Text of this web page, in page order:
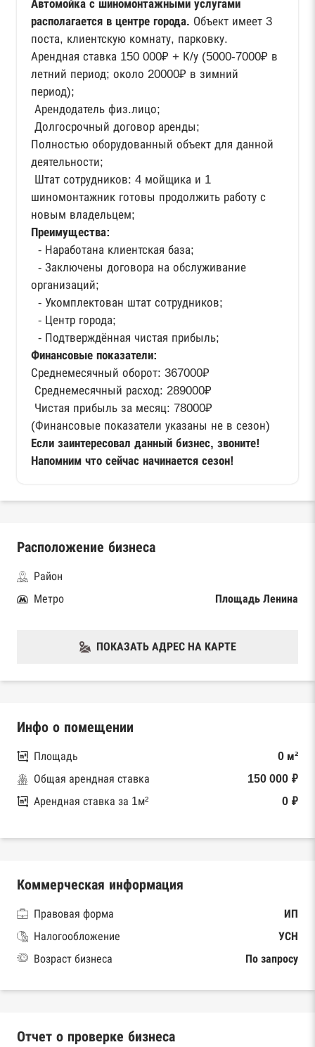
Автомойка с шиномонтажными услугами
располагается в центре города. Объект имеет 3
поста, клиентскую комнату, парковку.
Арендная ставка 150 000₽ + К/у (5000-7000₽ в
летний период; около 20000₽ в зимний
период);
Арендодатель физ.лицо;
Долгосрочный договор аренды;
Полностью оборудованный объект для данной
деятельности;
Штат сотрудников: 4 мойщика и 1
шиномонтажник готовы продолжить работу с
новым владельцем;
Преимущества:
⁃ Наработана клиентская база;
⁃ Заключены договора на обслуживание
организаций;
⁃ Укомплектован штат сотрудников;
⁃ Центр города;
⁃ Подтверждённая чистая прибыль;
Финансовые показатели:
Среднемесячный оборот: 367000₽
Среднемесячный расход: 289000₽
Чистая прибыль за месяц: 78000₽
(Финансовые показатели указаны не в сезон)
Если заинтересовал данный бизнес, звоните!
Напомним что сейчас начинается сезон!
Расположение бизнеса
Район
Метро
Площадь Ленина
ПОКАЗАТЬ АДРЕС НА КАРТЕ
Инфо о помещении
Площадь
0 м²
Общая арендная ставка
150 000 ₽
Арендная ставка за 1м²
0 ₽
Коммерческая информация
Правовая форма
ИП
Налогообложение
УСН
Возраст бизнеса
По запросу
Отчет о проверке бизнеса